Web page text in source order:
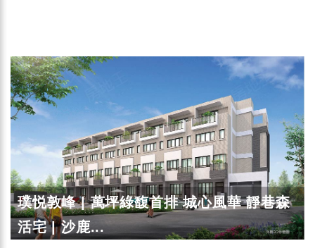
璞悦敦峰 | 萬坪綠馥首排 城心風華 靜巷森
活宅 | 沙鹿...